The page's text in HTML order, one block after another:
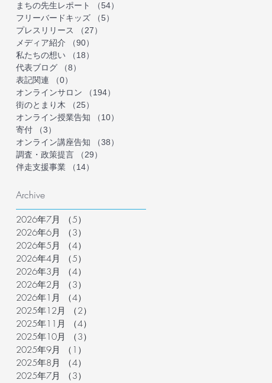
まちの先生レポート
（54）
フリーバードキッズ
（5）
プレスリリース
（27）
メディア紹介
（90）
私たちの想い
（18）
代表ブログ
（8）
表記関連
（0）
オンラインサロン
（194）
街のとまり木
（25）
オンライン授業告知
（10）
寄付
（3）
オンライン講座告知
（38）
調査・政策提言
（29）
伴走支援事業
（14）
Archive
2026年7月 （5）
2026年6月
（3）
2026年5月
（4）
2026年4月
（5）
2026年3月
（4）
2026年2月
（3）
2026年1月
（4）
2025年12月
（2）
2025年11月
（4）
2025年10月
（3）
2025年9月
（1）
2025年8月
（4）
2025年7月
（3）